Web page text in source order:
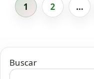
Página
1 Página
2 …
Buscar